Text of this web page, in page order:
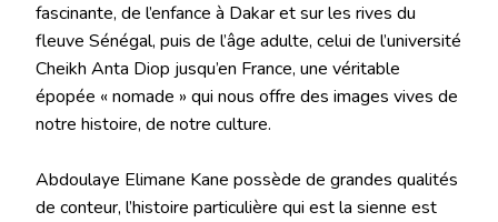
fascinante, de l’enfance à Dakar et sur les rives du
fleuve Sénégal, puis de l’âge adulte, celui de l’université
Cheikh Anta Diop jusqu’en France, une véritable
épopée « nomade » qui nous offre des images vives de
notre histoire, de notre culture.
Abdoulaye Elimane Kane possède de grandes qualités
de conteur, l’histoire particulière qui est la sienne est